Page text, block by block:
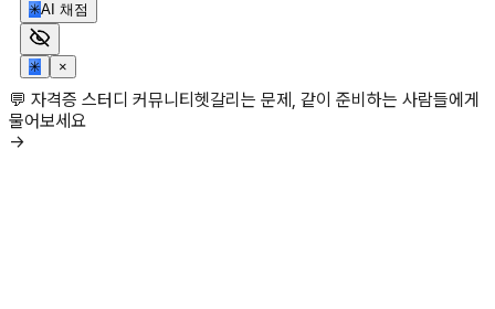
✳AI 채점
✳ ×
💬 자격증 스터디 커뮤니티헷갈리는 문제, 같이 준비하는 사람들에게
물어보세요
→